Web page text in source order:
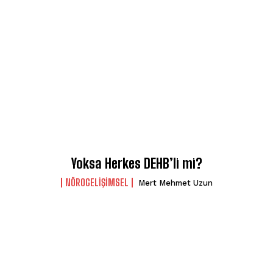
Yoksa Herkes DEHB’li mi?
NÖROGELIŞIMSEL Mert Mehmet Uzun